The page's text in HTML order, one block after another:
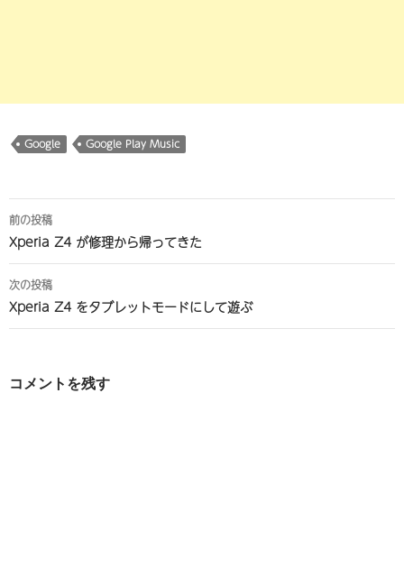
Google Google Play Music
投
稿
ナ
ビ
ゲ
ー
前の投稿
Xperia Z4 が修理から帰ってきた
次の投稿
Xperia Z4 をタブレットモードにして遊ぶ
コメントを残す